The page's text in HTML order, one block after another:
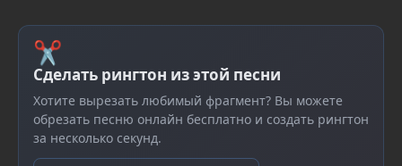
✂
Сделать рингтон из этой песни
Хотите вырезать любимый фрагмент? Вы можете
обрезать песню онлайн бесплатно и создать рингтон
за несколько секунд.